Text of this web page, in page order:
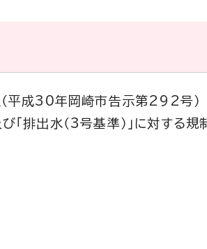
平成30年岡崎市告示第292号）
び「排出水（3号基準）」に対する規